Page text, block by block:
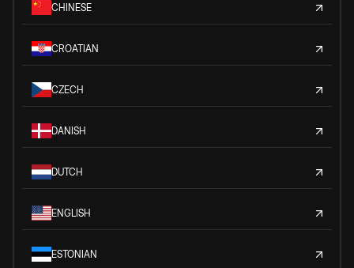
CHINESE
CROATIAN
CZECH
DANISH
DUTCH
ENGLISH
ESTONIAN